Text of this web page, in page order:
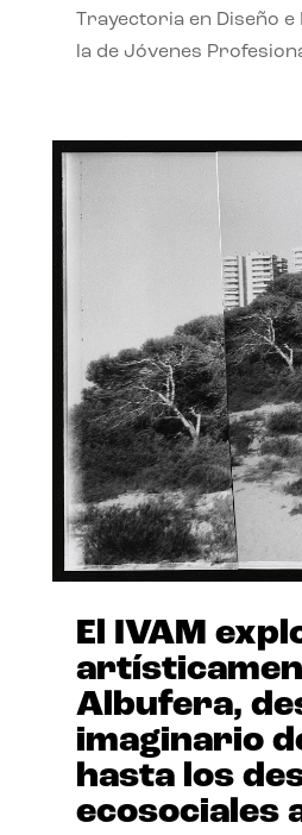
Trayectoria en Diseño e
la de Jóvenes
El IVAM
Albufera,
imaginario
hasta los
ecosociales